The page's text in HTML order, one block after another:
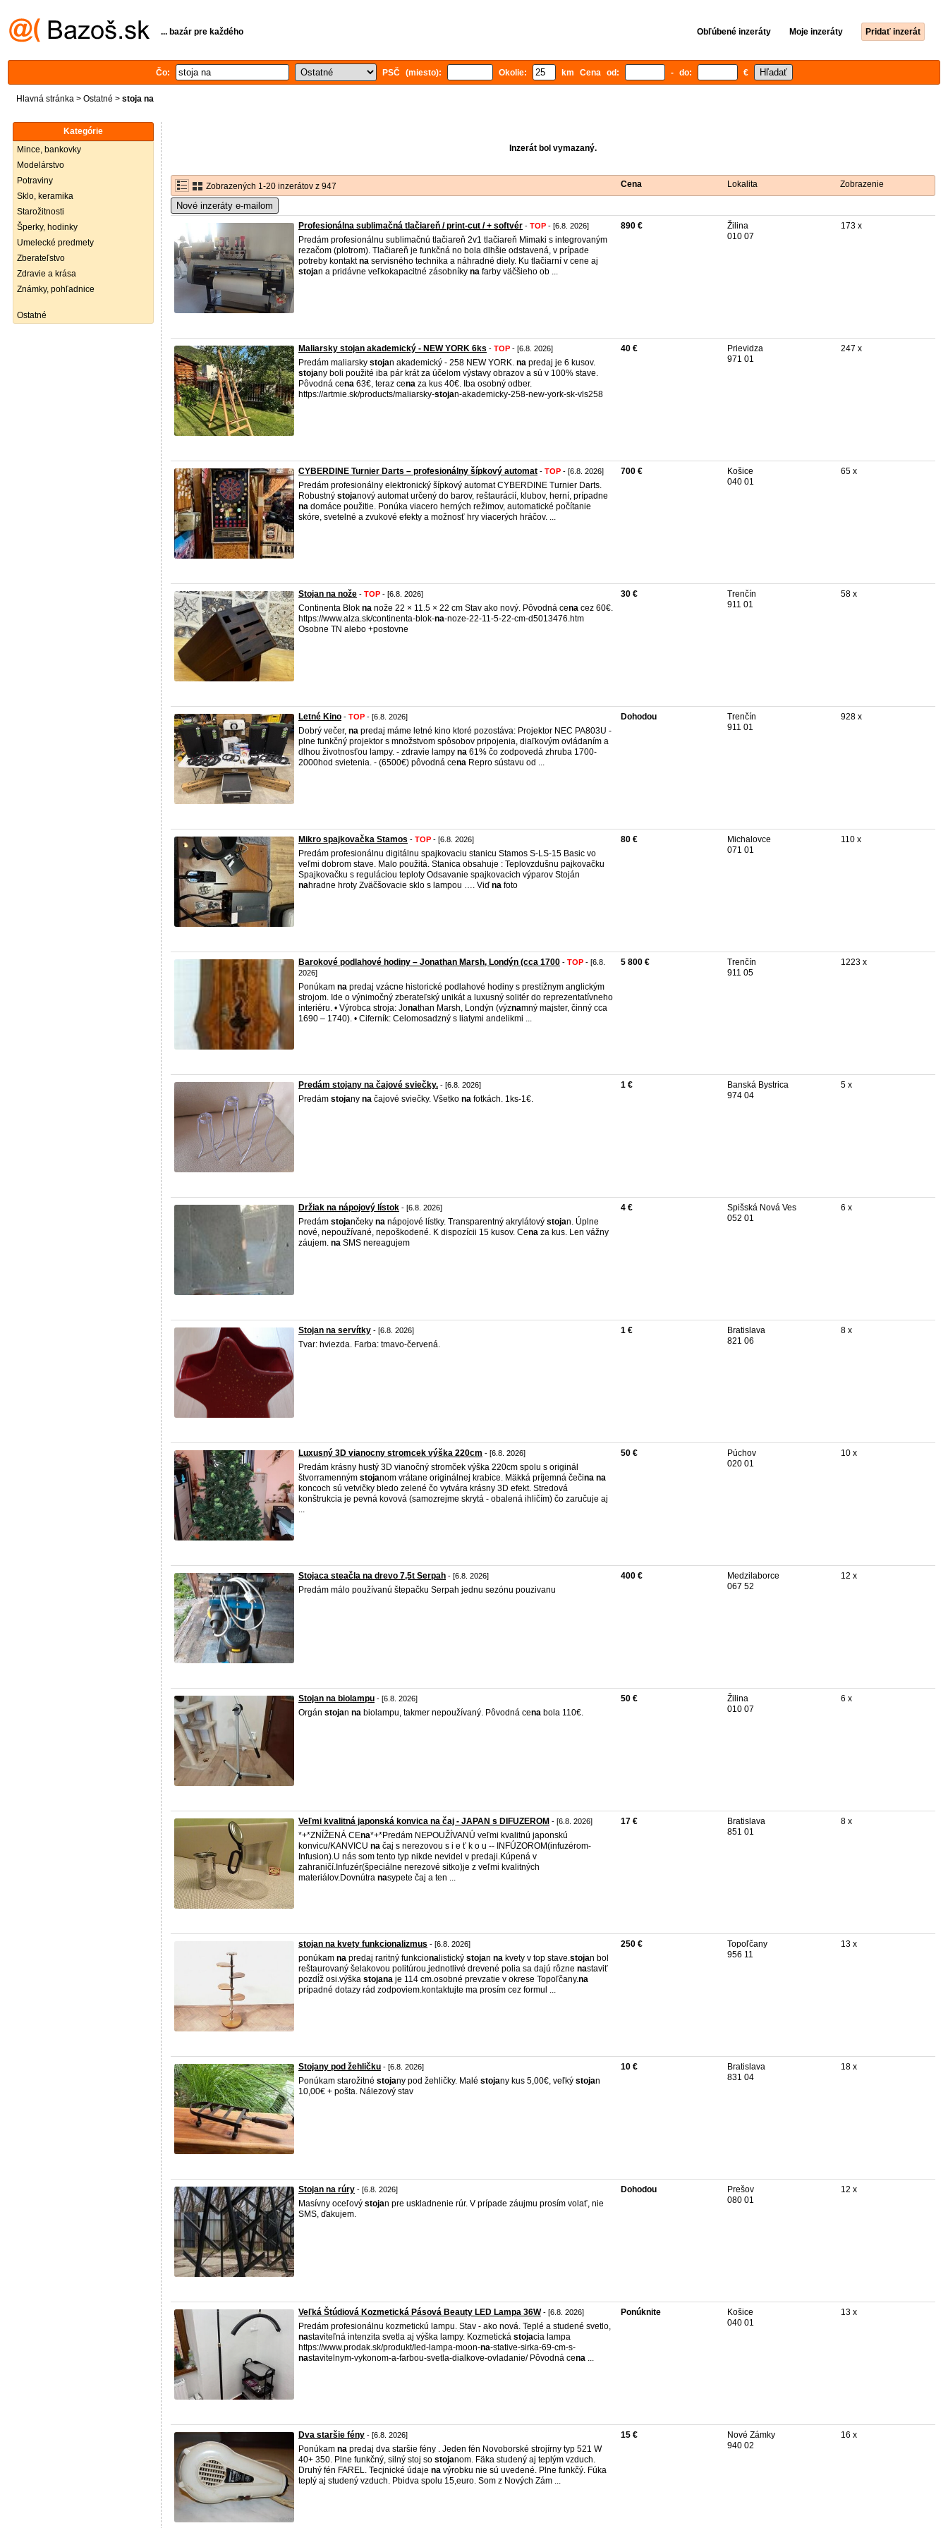
... bazár pre každého Obľúbené inzeráty Moje inzeráty Pridať inzerát
Čo: PSČ (miesto): Okolie: km Cena od: - do: €
Hlavná stránka > Ostatné > stoja na
Kategórie
Mince, bankovky
Modelárstvo
Potraviny
Sklo, keramika
Starožitnosti
Šperky, hodinky
Umelecké predmety
Zberateľstvo
Zdravie a krása
Známky, pohľadnice
Ostatné
Inzerát bol vymazaný.
Zobrazených 1-20 inzerátov z 947 Cena Lokalita Zobrazenie
Nové inzeráty e-mailom
Profesionálna sublimačná tlačiareň / print-cut / + softvér - TOP - [6.8. 2026]
Predám profesionálnu sublimačnú tlačiareň 2v1 tlačiareň Mimaki s integrovaným
rezačom (plotrom). Tlačiareň je funkčná no bola dlhšie odstavená, v prípade
potreby kontaktna servisného technika a náhradné diely. Ku tlačiarní v cene aj
stojan a pridávne veľkokapacitné zásobníky na farby väčšieho ob ...
890 €
Žilina
010 07
173 x
Maliarsky stojan akademický - NEW YORK 6ks - TOP - [6.8. 2026]
Predám maliarsky stojan akademický - 258 NEW YORK. na predaj je 6 kusov.
stojany boli použité iba pár krát za účelom výstavy obrazov a sú v 100% stave.
Pôvodná cena 63€, teraz cena za kus 40€. Iba osobný odber.
https://artmie.sk/products/maliarsky-stojan-akademicky-258-new-york-sk-vls258
40 €
Prievidza
971 01
247 x
CYBERDINE Turnier Darts – profesionálny šípkový automat - TOP - [6.8. 2026]
Predám profesionálny elektronický šípkový automat CYBERDINE Turnier Darts.
Robustný stojanový automat určený do barov, reštaurácií, klubov, herní, prípadne
na domáce použitie. Ponúka viacero herných režimov, automatické počítanie
skóre, svetelné a zvukové efekty a možnosť hry viacerých hráčov. ...
700 €
Košice
040 01
65 x
Stojan na nože - TOP - [6.8. 2026]
Continenta Blok na nože 22 × 11.5 × 22 cm Stav ako nový. Pôvodná cena cez 60€.
https://www.alza.sk/continenta-blok-na-noze-22-11-5-22-cm-d5013476.htm
Osobne TN alebo +postovne
30 €
Trenčín
911 01
58 x
Letné Kino - TOP - [6.8. 2026]
Dobrý večer, na predaj máme letné kino ktoré pozostáva: Projektor NEC PA803U -
plne funkčný projektor s množstvom spôsobov pripojenia, diaľkovým ovládaním a
dlhou životnosťou lampy. - zdravie lampy na 61% čo zodpovedá zhruba 1700-
2000hod svietenia. - (6500€) pôvodná cena Repro sústavu od ...
Dohodou
Trenčín
911 01
928 x
Mikro spajkovačka Stamos - TOP - [6.8. 2026]
Predám profesionálnu digitálnu spajkovaciu stanicu Stamos S-LS-15 Basic vo
veľmi dobrom stave. Malo použitá. Stanica obsahuje : Teplovzdušnu pajkovačku
Spajkovačku s reguláciou teploty Odsavanie spajkovacich výparov Stoján
nahradne hroty Zväčšovacie sklo s lampou …. Viďna foto
80 €
Michalovce
071 01
110 x
Barokové podlahové hodiny – Jonathan Marsh, Londýn (cca 1700 - TOP - [6.8.
2026]
Ponúkam na predaj vzácne historické podlahové hodiny s prestížnym anglickým
strojom. Ide o výnimočný zberateľský unikát a luxusný solitér do reprezentatívneho
interiéru. • Výrobca stroja: Jonathan Marsh, Londýn (významný majster, činný cca
1690 – 1740). • Ciferník: Celomosadzný s liatymi andelikmi ...
5 800 €
Trenčín
911 05
1223 x
Predám stojany na čajové sviečky. - [6.8. 2026]
Predám stojany na čajové sviečky. Všetko na fotkách. 1ks-1€.
1 €
Banská Bystrica
974 04
5 x
Držiak na nápojový lístok - [6.8. 2026]
Predám stojančeky na nápojové lístky. Transparentný akrylátový stojan. Úplne
nové, nepoužívané, nepoškodené. K dispozícii 15 kusov. Cena za kus. Len vážny
záujem. na SMS nereagujem
4 €
Spišská Nová Ves
052 01
6 x
Stojan na servítky - [6.8. 2026]
Tvar: hviezda. Farba: tmavo-červená.
1 €
Bratislava
821 06
8 x
Luxusný 3D vianocny stromcek výška 220cm - [6.8. 2026]
Predám krásny hustý 3D vianočný stromček výška 220cm spolu s originál
štvorramenným stojanom vrátane originálnej krabice. Mäkká príjemná čečina na
koncoch sú vetvičky bledo zelené čo vytvára krásny 3D efekt. Stredová
konštrukcia je pevná kovová (samozrejme skrytá - obalená ihličím) čo zaručuje aj
...
50 €
Púchov
020 01
10 x
Stojaca steačla na drevo 7,5t Serpah - [6.8. 2026]
Predám málo používanú štepačku Serpah jednu sezónu pouzivanu
400 €
Medzilaborce
067 52
12 x
Stojan na biolampu - [6.8. 2026]
Orgán stojan na biolampu, takmer nepoužívaný. Pôvodná cena bola 110€.
50 €
Žilina
010 07
6 x
Veľmi kvalitná japonská konvica na čaj - JAPAN s DIFUZEROM - [6.8. 2026]
*+*ZNÍŽENÁ CEna*+*Predám NEPOUŽÍVANÚ veľmi kvalitnú japonskú
konvicu/KANVICU na čaj s nerezovou s i e ť k o u -- INFÚZOROM(infuzérom-
Infusion).U nás som tento typ nikde nevidel v predaji.Kúpená v
zahraničí.Infuzér(špeciálne nerezové sitko)je z veľmi kvalitných
materiálov.Dovnútra nasypete čaj a ten ...
17 €
Bratislava
851 01
8 x
stojan na kvety funkcionalizmus - [6.8. 2026]
ponúkam na predaj raritný funkciona listický stojan na kvety v top stave.stojan bol
reštaurovaný šelakovou politúrou,jednotlivé drevené polia sa dajú rôzne nastaviť
pozdĺž osi.výška stojana je 114 cm.osobné prevzatie v okrese Topoľčany.na
prípadné dotazy rád zodpoviem.kontaktujte ma prosím cez formul ...
250 €
Topoľčany
956 11
13 x
Stojany pod žehličku - [6.8. 2026]
Ponúkam starožitné stojany pod žehličky. Malé stojany kus 5,00€, veľký stojan
10,00€ + pošta. Nálezový stav
10 €
Bratislava
831 04
18 x
Stojan na rúry - [6.8. 2026]
Masívny oceľový stojan pre uskladnenie rúr. V prípade záujmu prosím volať, nie
SMS, ďakujem.
Dohodou
Prešov
080 01
12 x
Veľká Štúdiová Kozmetická Pásová Beauty LED Lampa 36W- [6.8. 2026]
Predám profesionálnu kozmetickú lampu. Stav - ako nová. Teplé a studené svetlo,
nastaviteľná intenzita svetla aj výška lampy. Kozmetická stojacia lampa
https://www.prodak.sk/produkt/led-lampa-moon-na-stative-sirka-69-cm-s-
nastavitelnym-vykonom-a-farbou-svetla-dialkove-ovladanie/ Pôvodná cena ...
Ponúknite
Košice
040 01
13 x
Dva staršie fény - [6.8. 2026]
Ponúkam na predaj dva staršie fény . Jeden fén Novoborské strojírny typ 521 W
40+ 350. Plne funkčný, silný stoj so stojanom. Fäka studený aj teplým vzduch.
Druhý fén FAREL. Tecjnické údaje na výrobku nie sú uvedené. Plne funkčý. Fúka
teplý aj studený vzduch. Pbidva spolu 15,euro. Som z Nových Zám ...
15 €
Nové Zámky
940 02
16 x